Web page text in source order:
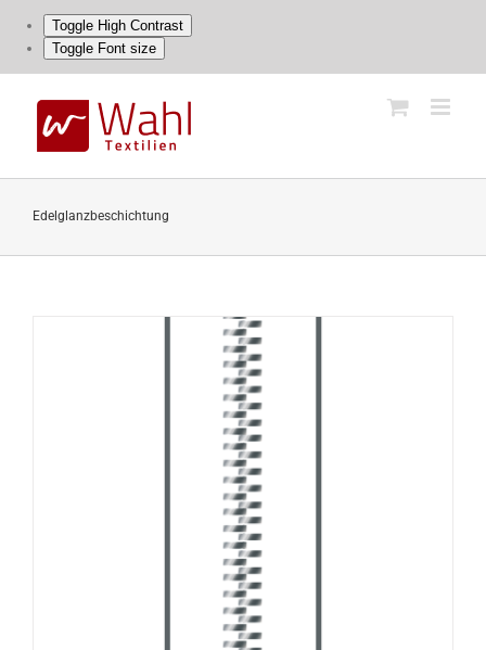
Toggle High Contrast
Toggle Font size
content
Edelglanzbeschichtung